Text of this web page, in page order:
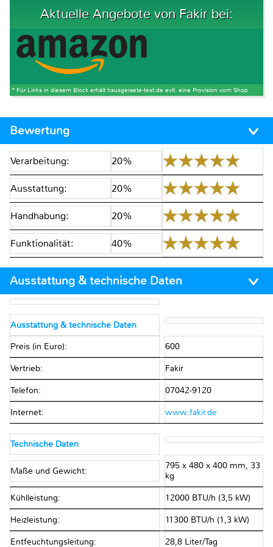
Aktuelle Angebote von Fakir bei:
* Für Links in diesem Block erhält hausgeraete-test.de evtl. eine Provision vom Shop
Bewertung
Verarbeitung: 20%
Ausstattung: 20%
Handhabung: 20%
Funktionalität: 40%
Ausstattung & technische Daten
Ausstattung & technische Daten
Preis (in Euro): 600
Vertrieb: Fakir
Telefon: 07042-9120
Internet: www.fakir.de
Technische Daten
Maße und Gewicht:
795 x 480 x 400 mm, 33
kg
Kühlleistung: 12000 BTU/h (3,5 kW)
Heizleistung: 11300 BTU/h (1,3 kW)
Entfeuchtungsleitung: 28,8 Liter/Tag